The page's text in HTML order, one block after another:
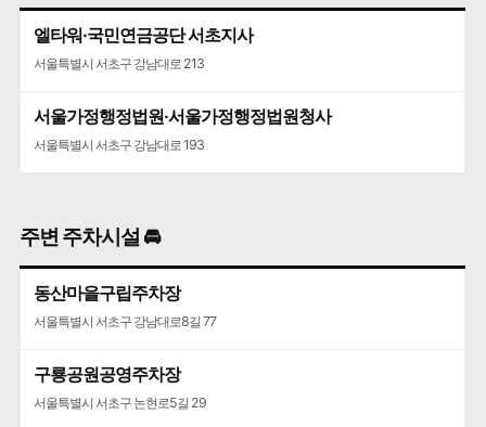
엘타워·국민연금공단 서초지사
서울특별시 서초구 강남대로 213
서울가정행정법원·서울가정행정법원청사
서울특별시 서초구 강남대로 193
주변 주차시설 🚘
동산마을구립주차장
서울특별시 서초구 강남대로8길 77
구룡공원공영주차장
서울특별시 서초구 논현로5길 29